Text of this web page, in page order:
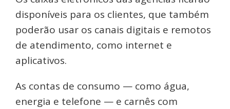
disponíveis para os clientes, que também
poderão usar os canais digitais e remotos
de atendimento, como internet e
aplicativos.
As contas de consumo — como água,
energia e telefone — e carnês com